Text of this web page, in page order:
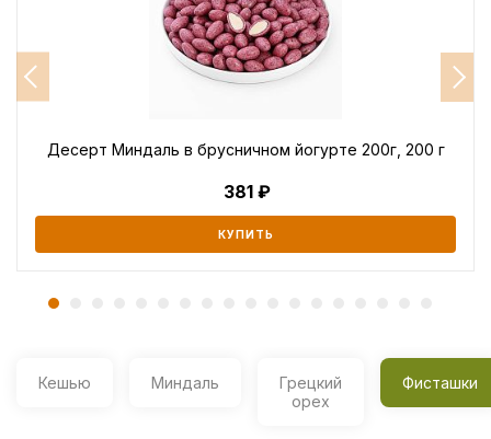
Десерт Миндаль в брусничном йогурте 200г, 200 г
381
КУПИТЬ
Кешью Миндаль
Грецкий
орех
Фисташки